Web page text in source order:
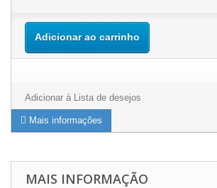
Adicionar ao carrinho
Adicionar à Lista de desejos
Mais informações
MAIS INFORMAÇÃO